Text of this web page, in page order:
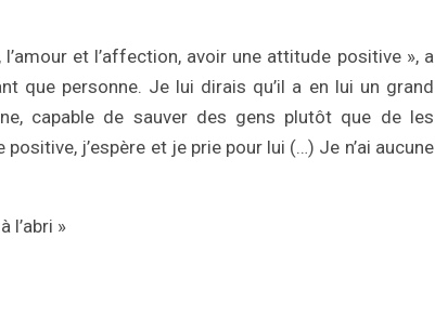
et l’affection, avoir une attitude positive », a
que personne. Je lui dirais qu’il a en lui un grand
capable de sauver des gens plutôt que de les
j’espère et je prie pour lui (…) Je n’ai aucune
l’abri »